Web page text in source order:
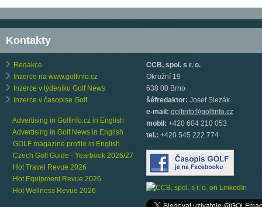
Kontakty
Redakce
Inzerce na www.golfinfo.cz
Inzerce v týdeníku Golf News
Inzerce v časopise Golf
Advertising in Golfinfo.cz in English
Advertising in Golf News in English
GOLF magazine profile in English
Czech Golf Guide - Yearbook 2026/27
Hot Travel Revue 2026
Hot Equipment Revue 2026
Hot Wellness Revue 2026
CCB, spol. s r. o.
Okružní 19
638 00 Brno
šéfredaktor: Josef Slezák
e-mail: golfinfo@golfinfo.cz
mobil: +420 604 210 053
tel.: +420 545 222 774